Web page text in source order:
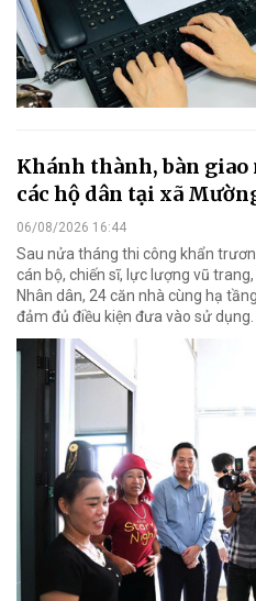
Khánh thành, bàn giao
các hộ dân tại xã
06/08/2026 16:44
Sau nửa tháng thi công khẩn
cán bộ, chiến sĩ, lực lượng vũ
Nhân dân, 24 căn nhà cùng hạ
đảm đủ điều kiện đưa vào sử dụng.